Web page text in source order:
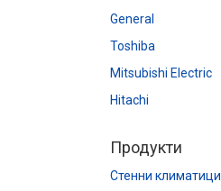
General
Toshiba
Mitsubishi Electric
Hitachi
Продукти
Стенни климатици